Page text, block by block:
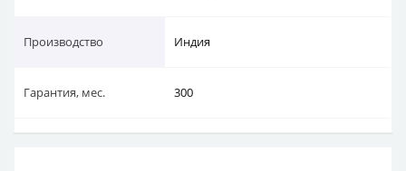
Производство Индия
Гарантия, мес. 300